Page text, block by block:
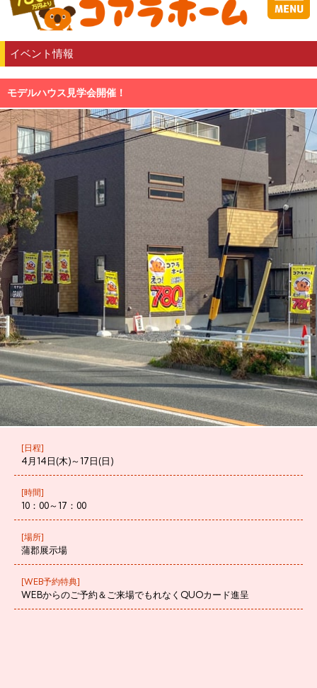
イベント情報
モデルハウス見学会開催！
[日程]
4月14日(木)～17日(日)
[時間]
10：00～17：00
[場所]
蒲郡展示場
[WEB予約特典]
WEBからのご予約＆ご来場でもれなくQUOカード進呈